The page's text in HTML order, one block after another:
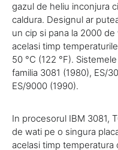
gazul de heliu inconjura
caldura. Designul ar
un cip si pana la 2000
acelasi timp
50 °C (122 °F).
familia 3081 (1980), ES/
ES/9000 (1990).
In procesorul IBM 3081,
de wati pe o singura
acelasi timp temperatura